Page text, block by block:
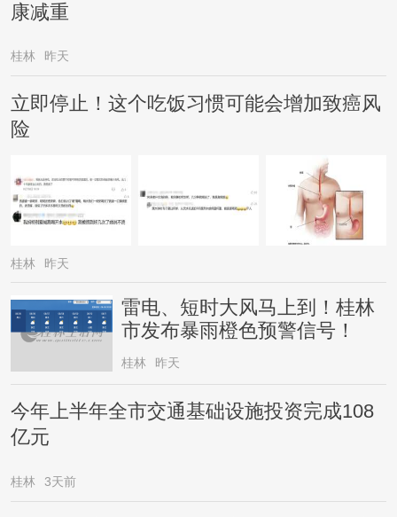
康减重
桂林 昨天
立即停止！这个吃饭习惯可能会增加致癌风
险
桂林 昨天
雷电、短时大风马上到！桂林
市发布暴雨橙色预警信号！
桂林 昨天
今年上半年全市交通基础设施投资完成108
亿元
桂林 3天前